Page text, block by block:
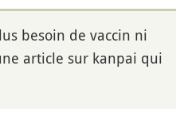
besoin de vaccin ni
article sur kanpai qui